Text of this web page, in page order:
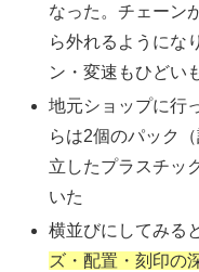
なった。チェーン
ら外れるようにな
ン・変速もひどい
地元ショップに行
らは2個のパック
立したプラスチッ
いた
横並びにしてみる
ズ・配置・刻印の